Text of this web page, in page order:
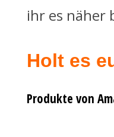
ihr es näher
Holt es
Produkte von